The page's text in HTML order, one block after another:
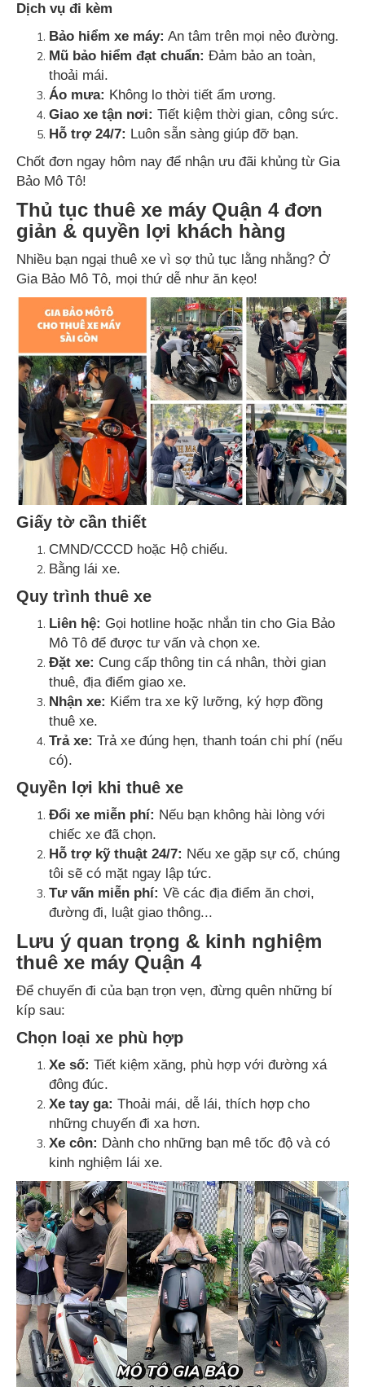
Dịch vụ đi kèm
Bảo hiểm xe máy: An tâm trên mọi nẻo đường.
Mũ bảo hiểm đạt chuẩn: Đảm bảo an toàn,
thoải mái.
Áo mưa: Không lo thời tiết ẩm ương.
Giao xe tận nơi: Tiết kiệm thời gian, công sức.
Hỗ trợ 24/7: Luôn sẵn sàng giúp đỡ bạn.
Chốt đơn ngay hôm nay để nhận ưu đãi khủng từ Gia
Bảo Mô Tô!
Thủ tục thuê xe máy Quận 4 đơn
giản & quyền lợi khách hàng
Nhiều bạn ngại thuê xe vì sợ thủ tục lằng nhằng? Ở
Gia Bảo Mô Tô, mọi thứ dễ như ăn kẹo!
Giấy tờ cần thiết
CMND/CCCD hoặc Hộ chiếu.
Bằng lái xe.
Quy trình thuê xe
Liên hệ: Gọi hotline hoặc nhắn tin cho Gia Bảo
Mô Tô để được tư vấn và chọn xe.
Đặt xe: Cung cấp thông tin cá nhân, thời gian
thuê, địa điểm giao xe.
Nhận xe: Kiểm tra xe kỹ lưỡng, ký hợp đồng
thuê xe.
Trả xe: Trả xe đúng hẹn, thanh toán chi phí (nếu
có).
Quyền lợi khi thuê xe
Đổi xe miễn phí: Nếu bạn không hài lòng với
chiếc xe đã chọn.
Hỗ trợ kỹ thuật 24/7: Nếu xe gặp sự cố, chúng
tôi sẽ có mặt ngay lập tức.
Tư vấn miễn phí: Về các địa điểm ăn chơi,
đường đi, luật giao thông...
Lưu ý quan trọng & kinh nghiệm
thuê xe máy Quận 4
Để chuyến đi của bạn trọn vẹn, đừng quên những bí
kíp sau:
Chọn loại xe phù hợp
Xe số: Tiết kiệm xăng, phù hợp với đường xá
đông đúc.
Xe tay ga: Thoải mái, dễ lái, thích hợp cho
những chuyến đi xa hơn.
Xe côn: Dành cho những bạn mê tốc độ và có
kinh nghiệm lái xe.